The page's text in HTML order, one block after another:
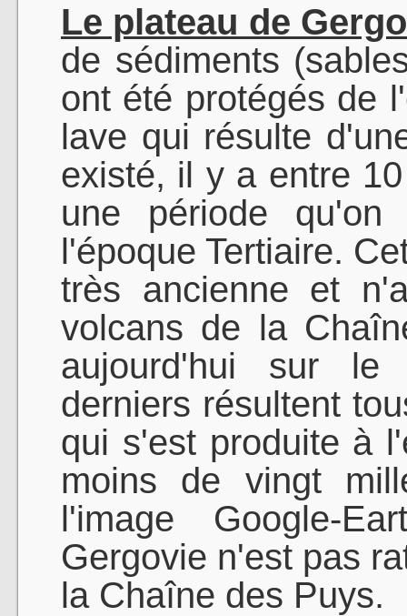
Le plateau de
de sédiments
ont été protégés de
lave qui résulte
existé, il y a entre
une période qu'on
l'époque Tertiaire.
très ancienne et
volcans de la
aujourd'hui sur le
derniers résultent
qui s'est produite à
moins de vingt
l'image Google-
Gergovie n'est pas
la Chaîne des Puys.